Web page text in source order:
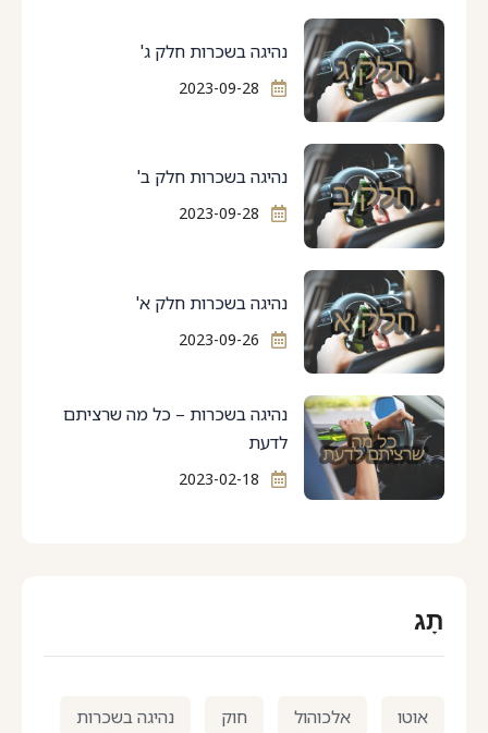
נהיגה בשכרות חלק ג'
2023-09-28
נהיגה בשכרות חלק ב'
2023-09-28
נהיגה בשכרות חלק א'
2023-09-26
נהיגה בשכרות – כל מה שרציתם
לדעת
2023-02-18
תָג
אוטו אלכוהול חוק נהיגה בשכרות